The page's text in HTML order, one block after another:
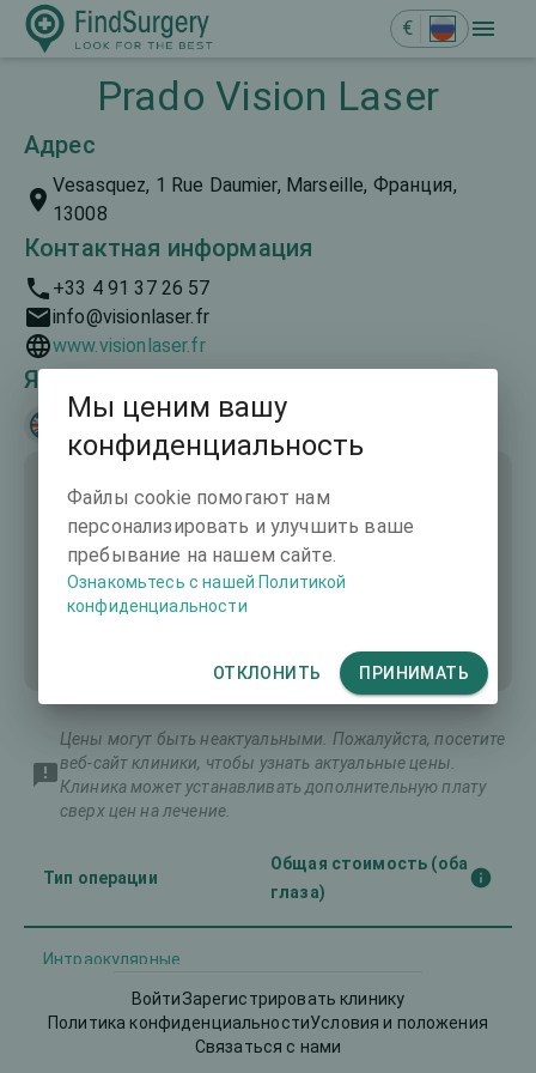
€
Prado Vision Laser
Адрес
Vesasquez, 1 Rue Daumier, Marseille, Франция,
13008
Контактная информация
+33 4 91 37 26 57
info@visionlaser.fr
www.visionlaser.fr
Языки общения
Цены могут быть неактуальными. Пожалуйста, посетите
веб-сайт клиники, чтобы узнать актуальные цены.
Клиника может устанавливать дополнительную плату
сверх цен на лечение.
Тип операции
Общая стоимость (оба
глаза)
Интраокулярные
-
ВойтиЗарегистрировать клинику
Политика конфиденциальностиУсловия и положения
Связаться с нами
Мы ценим вашу
конфиденциальность
Файлы cookie помогают нам
персонализировать и улучшить ваше
пребывание на нашем сайте.
Ознакомьтесь с нашей Политикой
конфиденциальности
ОТКЛОНИТЬ ПРИНИМАТЬ